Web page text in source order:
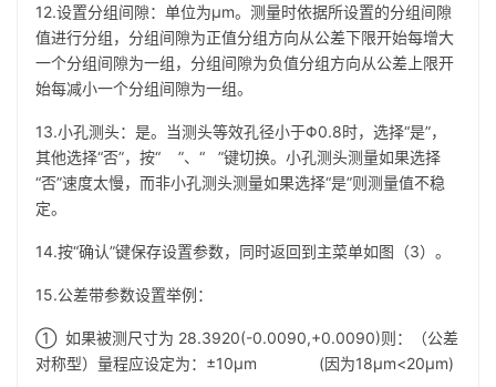
12.设置分组间隙：单位为μm。测量时依据所设置的分组间隙
值进行分组，分组间隙为正值分组方向从公差下限开始每增大
一个分组间隙为一组，分组间隙为负值分组方向从公差上限开
始每减小一个分组间隙为一组。
13.小孔测头：是。当测头等效孔径小于Φ0.8时，选择“是”，
其他选择“否”，按“ ”、“ ”键切换。小孔测头测量如果选择
“否”速度太慢，而非小孔测头测量如果选择“是”则测量值不稳
定。
14.按“确认”键保存设置参数，同时返回到主菜单如图（3）。
15.公差带参数设置举例：
① 如果被测尺寸为 28.3920(-0.0090,+0.0090)则：（公差
对称型）量程应设定为：±10µm (因为18µm<20µm)